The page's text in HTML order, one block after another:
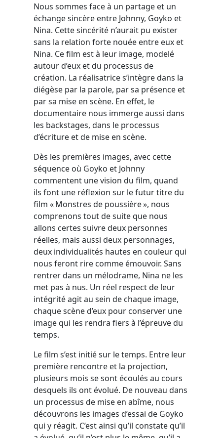
Nous sommes face à un partage et un
échange sincère entre Johnny, Goyko et
Nina. Cette sincérité n’aurait pu exister
sans la relation forte nouée entre eux et
Nina. Ce film est à leur image, modelé
autour d’eux et du processus de
création. La réalisatrice s’intègre dans la
diégèse par la parole, par sa présence et
par sa mise en scène. En effet, le
documentaire nous immerge aussi dans
les backstages, dans le processus
d’écriture et de mise en scène.
Dès les premières images, avec cette
séquence où Goyko et Johnny
commentent une vision du film, quand
ils font une réflexion sur le futur titre du
film « Monstres de poussière », nous
comprenons tout de suite que nous
allons certes suivre deux personnes
réelles, mais aussi deux personnages,
deux individualités hautes en couleur qui
nous feront rire comme émouvoir. Sans
rentrer dans un mélodrame, Nina ne les
met pas à nus. Un réel respect de leur
intégrité agit au sein de chaque image,
chaque scène d’eux pour conserver une
image qui les rendra fiers à l’épreuve du
temps.
Le film s’est initié sur le temps. Entre leur
première rencontre et la projection,
plusieurs mois se sont écoulés au cours
desquels ils ont évolué. De nouveau dans
un processus de mise en abîme, nous
découvrons les images d’essai de Goyko
qui y réagit. C’est ainsi qu’il constate qu’il